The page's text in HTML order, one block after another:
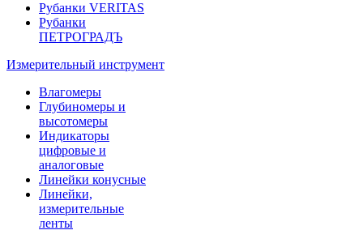
Рубанки VERITAS
Рубанки
ПЕТРОГРАДЪ
Измерительный инструмент
Влагомеры
Глубиномеры и
высотомеры
Индикаторы
цифровые и
аналоговые
Линейки конусные
Линейки,
измерительные
ленты